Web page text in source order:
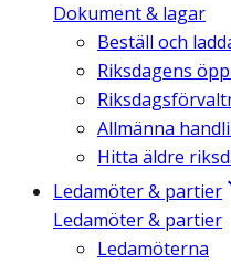
Dokument & lagar
Beställ och
Riksdagens
Allmänna
Hitta äldre
Ledamöter & partier
Ledamöter & partier
Ledamöterna